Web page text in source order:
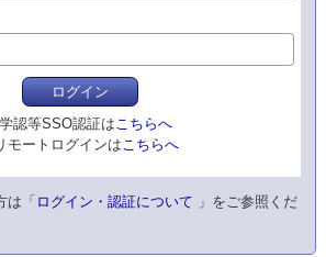
ログイン
学認等SSO認証はこちらへ
モートログインはこちらへ
は「 ログイン・認証について 」をご参照くだ